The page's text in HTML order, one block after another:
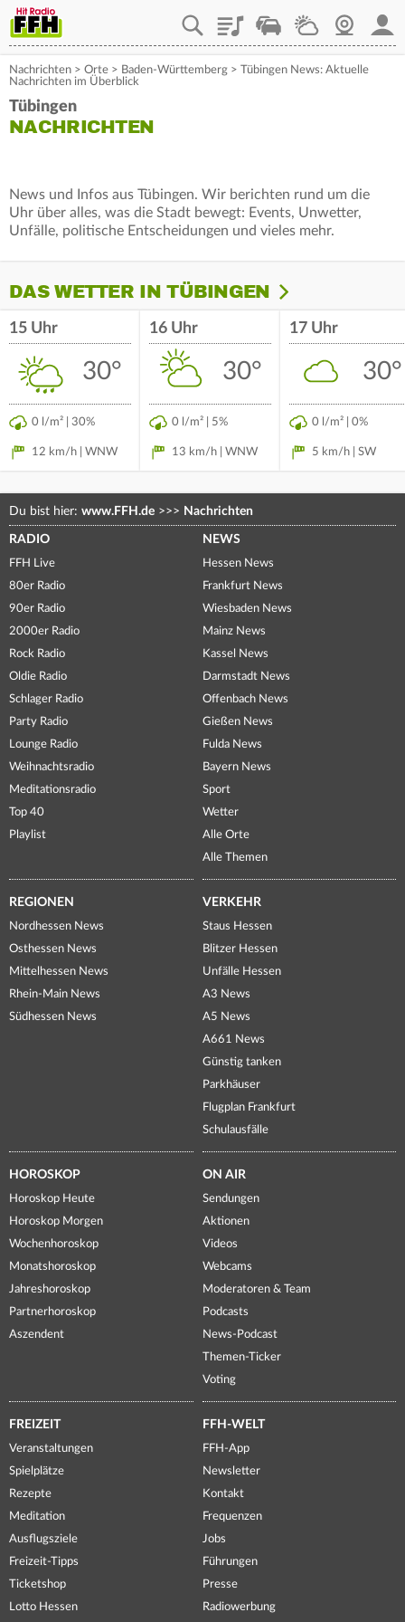
PlaylistStaupilotWetterWebcam
Nachrichten > Orte > Baden-Württemberg > Tübingen News: Aktuelle
Nachrichten im Überblick
Tübingen
NACHRICHTEN
News und Infos aus Tübingen. Wir berichten rund um die
Uhr über alles, was die Stadt bewegt: Events, Unwetter,
Unfälle, politische Entscheidungen und vieles mehr.
DAS WETTER IN TÜBINGEN
15 Uhr
30°
0 l/m² | 30%
12 km/h | WNW
16 Uhr
30°
0 l/m² | 5%
13 km/h | WNW
17 Uhr
30°
0 l/m² | 0%
5 km/h | SW
Du bist hier: www.FFH.de >>> Nachrichten
RADIO
FFH Live
80er Radio
90er Radio
2000er Radio
Rock Radio
Oldie Radio
Schlager Radio
Party Radio
Lounge Radio
Weihnachtsradio
Meditationsradio
Top 40
Playlist
NEWS
Hessen News
Frankfurt News
Wiesbaden News
Mainz News
Kassel News
Darmstadt News
Offenbach News
Gießen News
Fulda News
Bayern News
Sport
Wetter
Alle Orte
Alle Themen
REGIONEN
Nordhessen News
Osthessen News
Mittelhessen News
Rhein-Main News
Südhessen News
VERKEHR
Staus Hessen
Blitzer Hessen
Unfälle Hessen
A3 News
A5 News
A661 News
Günstig tanken
Parkhäuser
Flugplan Frankfurt
Schulausfälle
HOROSKOP
Horoskop Heute
Horoskop Morgen
Wochenhoroskop
Monatshoroskop
Jahreshoroskop
Partnerhoroskop
Aszendent
ON AIR
Sendungen
Aktionen
Videos
Webcams
Moderatoren & Team
Podcasts
News-Podcast
Themen-Ticker
Voting
FREIZEIT
Veranstaltungen
Spielplätze
Rezepte
Meditation
Ausflugsziele
Freizeit-Tipps
Ticketshop
Lotto Hessen
FFH-WELT
FFH-App
Newsletter
Kontakt
Frequenzen
Jobs
Führungen
Presse
Radiowerbung